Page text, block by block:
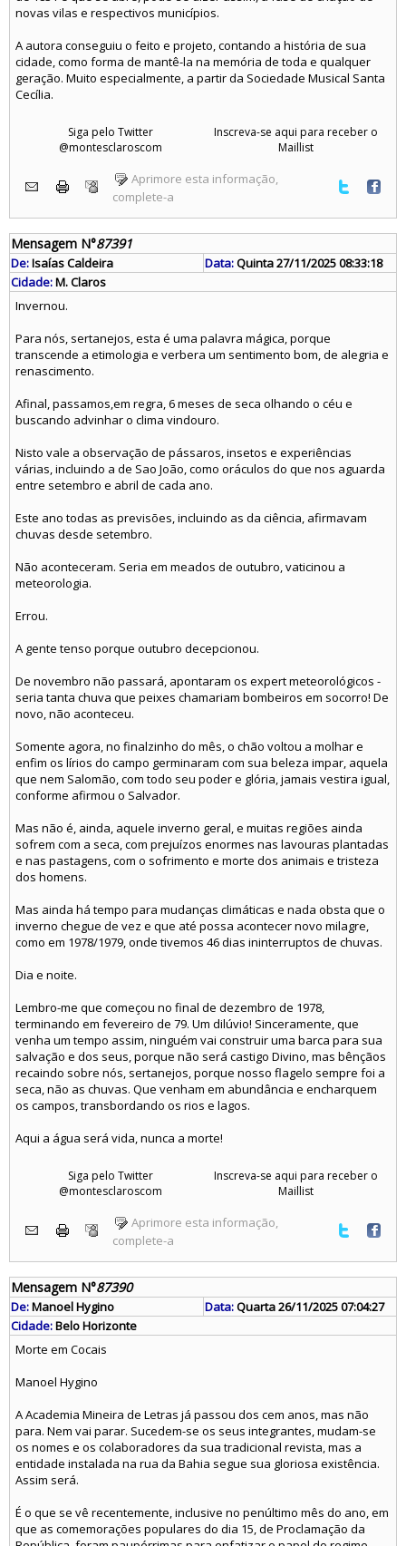
novas vilas e respectivos municípios.
A autora conseguiu o feito e projeto, contando a história de sua
cidade, como forma de mantê-la na memória de toda e qualquer
geração. Muito especialmente, a partir da Sociedade Musical Santa
Cecília.
Siga pelo Twitter
@montesclaroscom
Inscreva-se aqui para receber o
Maillist
Aprimore esta informação,
complete-a
Mensagem N°87391
De:Isaías Caldeira Data:Quinta 27/11/2025 08:33:18
Cidade:M. Claros
Invernou.
Para nós, sertanejos, esta é uma palavra mágica, porque
transcende a etimologia e verbera um sentimento bom, de alegria e
renascimento.
Afinal, passamos,em regra, 6 meses de seca olhando o céu e
buscando advinhar o clima vindouro.
Nisto vale a observação de pássaros, insetos e experiências
várias, incluindo a de Sao João, como oráculos do que nos aguarda
entre setembro e abril de cada ano.
Este ano todas as previsões, incluindo as da ciência, afirmavam
chuvas desde setembro.
Não aconteceram. Seria em meados de outubro, vaticinou a
meteorologia.
Errou.
A gente tenso porque outubro decepcionou.
De novembro não passará, apontaram os expert meteorológicos -
seria tanta chuva que peixes chamariam bombeiros em socorro! De
novo, não aconteceu.
Somente agora, no finalzinho do mês, o chão voltou a molhar e
enfim os lírios do campo germinaram com sua beleza impar, aquela
que nem Salomão, com todo seu poder e glória, jamais vestira igual,
conforme afirmou o Salvador.
Mas não é, ainda, aquele inverno geral, e muitas regiões ainda
sofrem com a seca, com prejuízos enormes nas lavouras plantadas
e nas pastagens, com o sofrimento e morte dos animais e tristeza
dos homens.
Mas ainda há tempo para mudanças climáticas e nada obsta que o
inverno chegue de vez e que até possa acontecer novo milagre,
como em 1978/1979, onde tivemos 46 dias ininterruptos de chuvas.
Dia e noite.
Lembro-me que começou no final de dezembro de 1978,
terminando em fevereiro de 79. Um dilúvio! Sinceramente, que
venha um tempo assim, ninguém vai construir uma barca para sua
salvação e dos seus, porque não será castigo Divino, mas bênçãos
recaindo sobre nós, sertanejos, porque nosso flagelo sempre foi a
seca, não as chuvas. Que venham em abundância e encharquem
os campos, transbordando os rios e lagos.
Aqui a água será vida, nunca a morte!
Siga pelo Twitter
@montesclaroscom
Inscreva-se aqui para receber o
Maillist
Aprimore esta informação,
complete-a
Mensagem N°87390
De:Manoel Hygino Data:Quarta 26/11/2025 07:04:27
Cidade:Belo Horizonte
Morte em Cocais
Manoel Hygino
A Academia Mineira de Letras já passou dos cem anos, mas não
para. Nem vai parar. Sucedem-se os seus integrantes, mudam-se
os nomes e os colaboradores da sua tradicional revista, mas a
entidade instalada na rua da Bahia segue sua gloriosa existência.
Assim será.
É o que se vê recentemente, inclusive no penúltimo mês do ano, em
que as comemorações populares do dia 15, de Proclamação da